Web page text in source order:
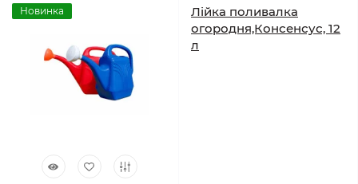
Новинка
Лійка поливалка
огородня,Консенсус, 12
л